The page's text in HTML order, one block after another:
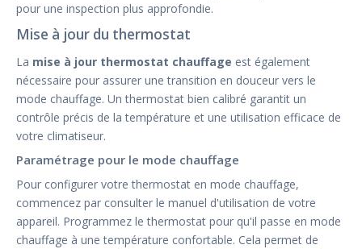
pour une inspection plus approfondie.
Mise à jour du thermostat
La mise à jour thermostat chauffage est également
nécessaire pour assurer une transition en douceur vers le
mode chauffage. Un thermostat bien calibré garantit un
contrôle précis de la température et une utilisation efficace de
votre climatiseur.
Paramétrage pour le mode chauffage
Pour configurer votre thermostat en mode chauffage,
commencez par consulter le manuel d'utilisation de votre
appareil. Programmez le thermostat pour qu'il passe en mode
chauffage à une température confortable. Cela permet de